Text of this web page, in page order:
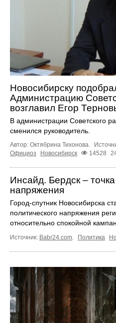
Новосибирску
Администрацию
возглавил Егор
В администрации Советского
сменился руководитель.
Автор: Октябрина Тихонова.
Официоз
Новосибирск 14528
Инсайд. Бердск –
напряжения
Город-спутник Новосибирска
политического напряжения
относительно спокойной
Источник: Babr24.com. Политика